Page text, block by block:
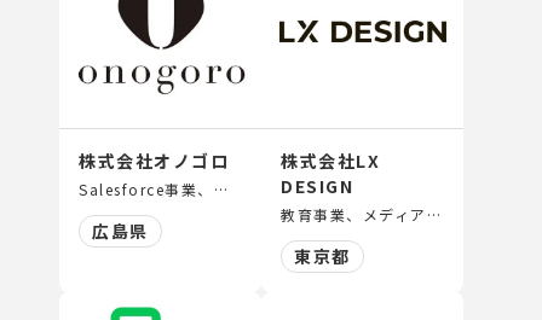
株式会社オノゴロ
Salesforce事業、新規事業開発、AI開発・メタバース事業
広島県
株式会社LX
DESIGN
教育事業、メディア事業、人材紹介事業 等
東京都